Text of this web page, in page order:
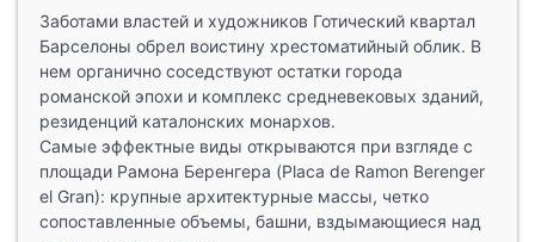
Заботами властей и художников Готический квартал
Барселоны обрел воистину хрестоматийный облик. В
нем органично соседствуют остатки города
романской эпохи и комплекс средневековых зданий,
резиденций каталонских монархов.
Самые эффектные виды открываются при взгляде с
площади Рамона Беренгера (Placa de Ramon Berenger
el Gran): крупные архитектурные массы, четко
сопоставленные объемы, башни, вздымающиеся над